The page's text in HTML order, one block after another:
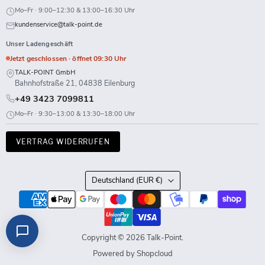
Mo–Fr · 9:00–12:30 & 13:00–16:30 Uhr
kundenservice@talk-point.de
Unser Ladengeschäft
Jetzt geschlossen · öffnet 09:30 Uhr
TALK-POINT GmbH
Bahnhofstraße 21, 04838 Eilenburg
+49 3423 7099811
Mo–Fr · 9:30–13:00 & 13:30–18:00 Uhr
VERTRAG WIDERRUFEN
Land
Deutschland (EUR €)
Copyright © 2026 Talk-Point.
Powered by Shopcloud